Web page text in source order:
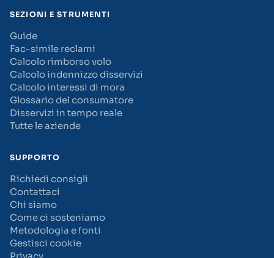
SEZIONI E STRUMENTI
Guide
Fac-simile reclami
Calcolo rimborso volo
Calcolo indennizzo disservizi
Calcolo interessi di mora
Glossario del consumatore
Disservizi in tempo reale
Tutte le aziende
SUPPORTO
Richiedi consigli
Contattaci
Chi siamo
Come ci sosteniamo
Metodologia e fonti
Gestisci cookie